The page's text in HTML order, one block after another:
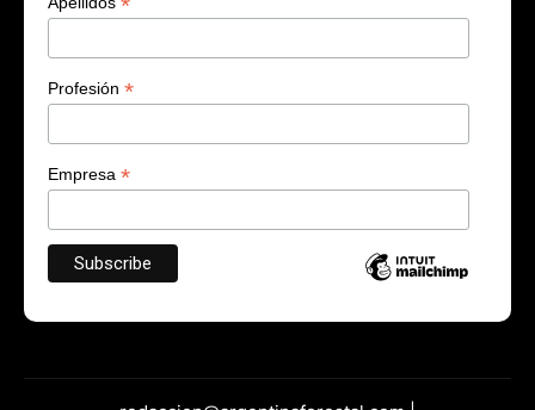
*
Profesión *
Empresa *